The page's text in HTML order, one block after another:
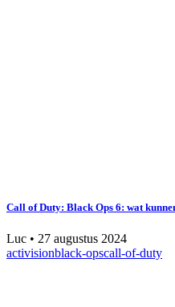
Call of Duty: Black Ops 6: wat
Luc • 27 augustus 2024
activisionblack-opscall-of-duty